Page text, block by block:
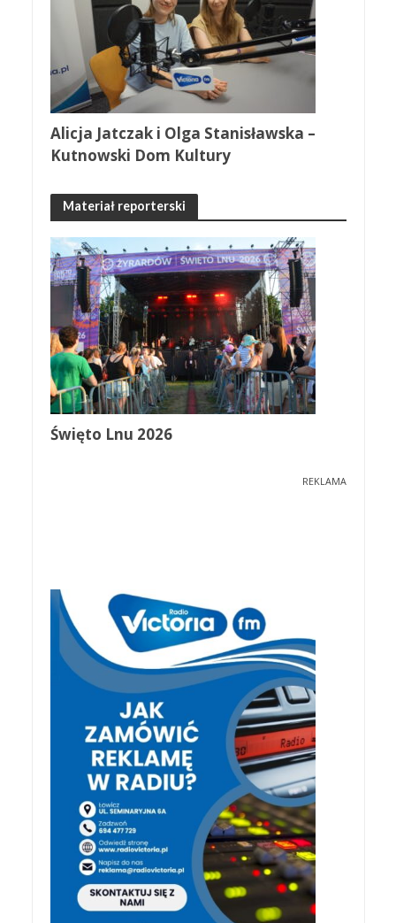
Alicja Jatczak i Olga Stanisławska –
Kutnowski Dom Kultury
Materiał reporterski
Święto Lnu 2026
REKLAMA